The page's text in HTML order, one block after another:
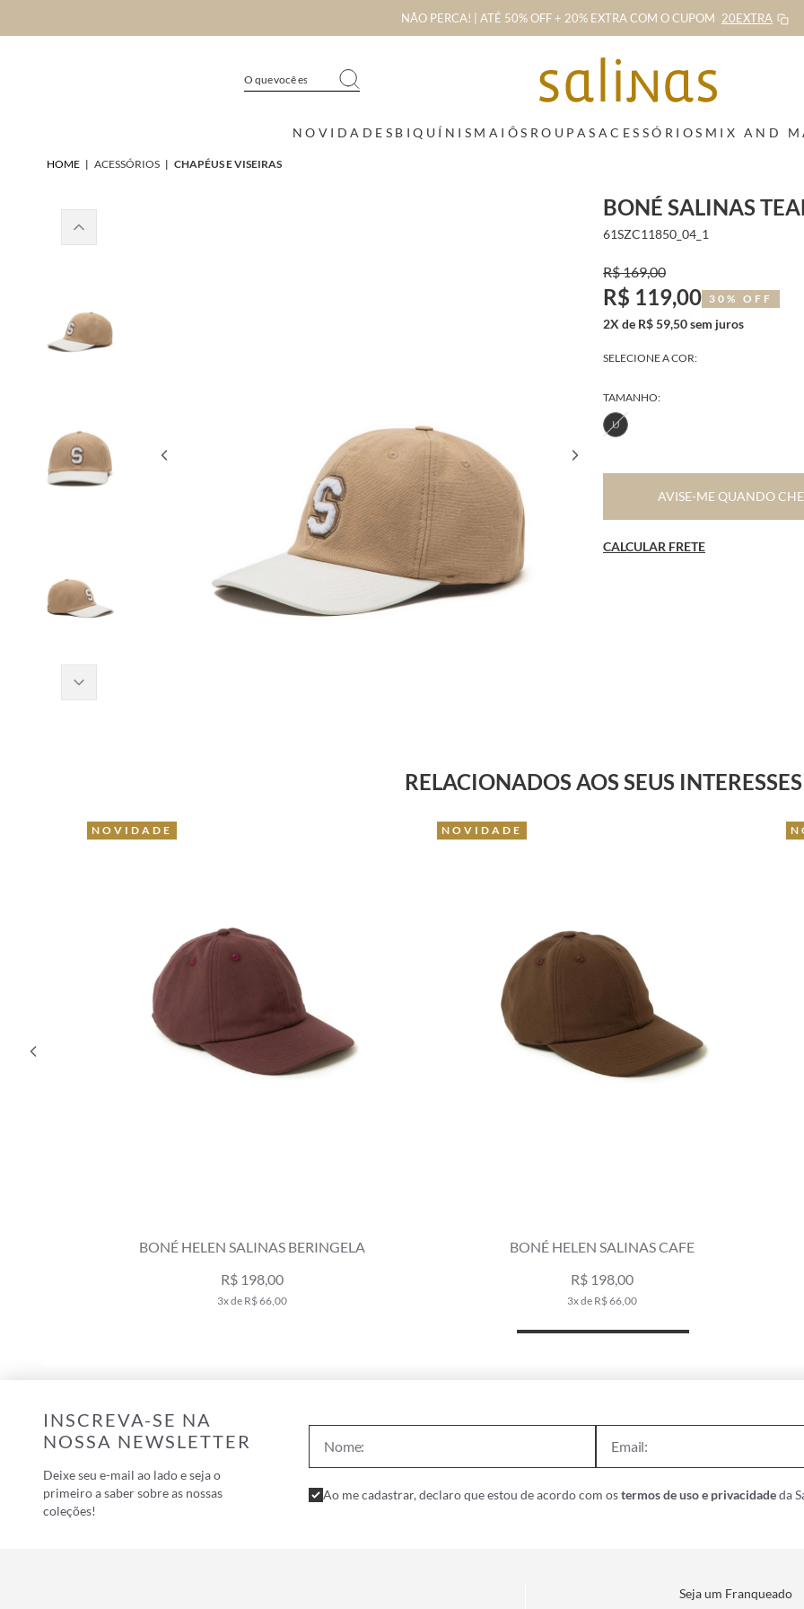
NÃO PERCA! | ATÉ 50% OFF + 20% EXTRA COM O CUPOM 20EXTRA
NOVIDADES BIQUÍNIS MAIÔS ROUPAS ACESSÓRIOS MIX AND
HOME | ACESSÓRIOS | CHAPÉUS E VISEIRAS
BONÉ SALINAS
61SZC11850_04_1
R$ 169,00
R$ 119,00 30% OFF
2X de R$ 59,50 sem juros
SELECIONE A COR:
TAMANHO:
U
AVISE-ME QUANDO
CALCULAR FRETE
RELACIONADOS AOS SEUS INTERESSES
BONÉ HELEN SALINAS BERINGELA
R$ 198,00
3x de R$ 66,00
NOVIDADE
BONÉ HELEN SALINAS CAFE
R$ 198,00
3x de R$ 66,00
NOVIDADE
INSCREVA-SE NA
NOSSA NEWSLETTER
Deixe seu e-mail ao lado e seja o
primeiro a saber sobre as nossas
coleções!
Ao me cadastrar, declaro que estou de acordo com ostermos de uso e privacidadeda
Seja um Franqueado